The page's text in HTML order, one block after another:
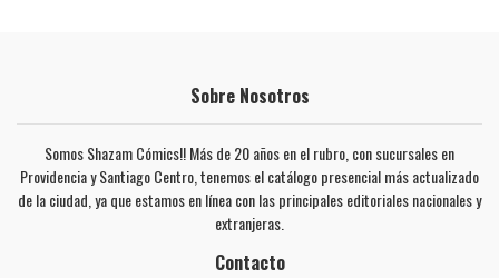
Sobre Nosotros
Somos Shazam Cómics!! Más de 20 años en el rubro, con sucursales en
Providencia y Santiago Centro, tenemos el catálogo presencial más actualizado
de la ciudad, ya que estamos en línea con las principales editoriales nacionales y
extranjeras.
Contacto